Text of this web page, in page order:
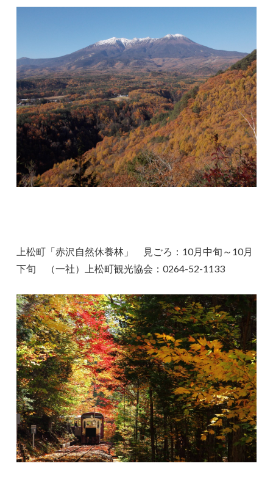
上松町「赤沢自然休養林」 見ごろ：10月中旬～10月
下旬 （一社）上松町観光協会：0264-52-1133